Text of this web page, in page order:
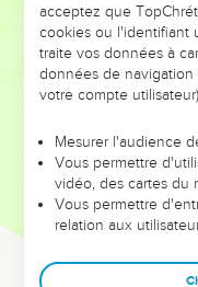
ET SI LEURS
leur foi ou leur vision.
et les saisons difficiles
sont
Dans cette conférence,
clés pour avancer
acceptez que
cookies ou l'identifiant
traite vos données à
données de navigation
votre compte
Mesurer l'audience
Vous permettre
vidéo, des cartes du
Vous permettre
relation aux